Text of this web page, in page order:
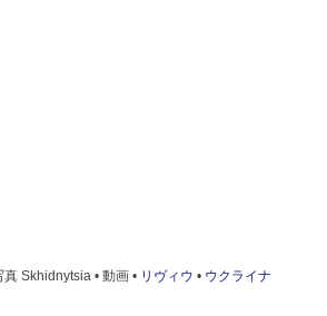
Skhidnytsia • 動画 • リヴィウ • ウクライナ